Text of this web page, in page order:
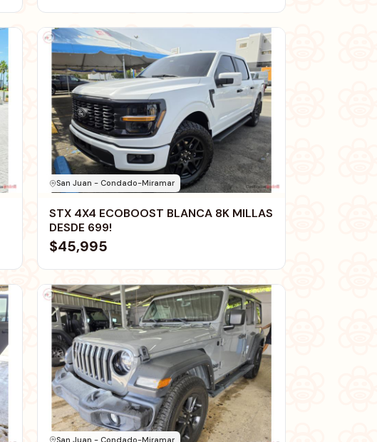
San Juan - Condado-Miramar
STX 4X4 ECOBOOST BLANCA 8K MILLAS
DESDE 699!
$45,995
San Juan - Condado-Miramar